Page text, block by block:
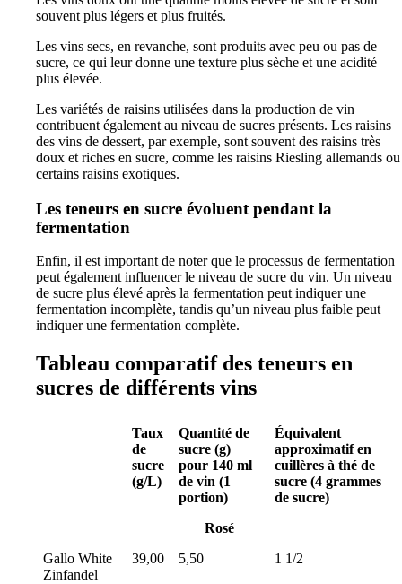
souvent plus légers et plus fruités.
Les vins secs, en revanche, sont produits avec peu ou pas de
sucre, ce qui leur donne une texture plus sèche et une acidité
plus élevée.
Les variétés de raisins utilisées dans la production de vin
contribuent également au niveau de sucres présents. Les raisins
des vins de dessert, par exemple, sont souvent des raisins très
doux et riches en sucre, comme les raisins Riesling allemands ou
certains raisins exotiques.
Les teneurs en sucre évoluent pendant la
fermentation
Enfin, il est important de noter que le processus de fermentation
peut également influencer le niveau de sucre du vin. Un niveau
de sucre plus élevé après la fermentation peut indiquer une
fermentation incomplète, tandis qu’un niveau plus faible peut
indiquer une fermentation complète.
Tableau comparatif des teneurs en
sucres de différents vins
Taux
de
sucre
(g/L)
Quantité de
sucre (g)
pour 140 ml
de vin (1
portion)
Équivalent
approximatif en
cuillères à thé de
sucre (4 grammes
de sucre)
Rosé
Gallo White
Zinfandel
39,00 5,50 1 1/2